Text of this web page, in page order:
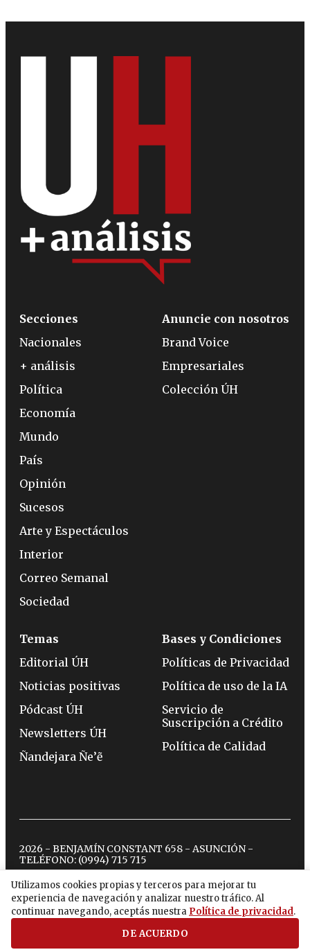
Utilizamos cookies propias y terceros para mejorar tu
experiencia de navegación y analizar nuestro tráfico. Al
continuar navegando, aceptás nuestra Política de privacidad.
DE ACUERDO
Secciones
Nacionales
+ análisis
Política
Economía
Mundo
País
Opinión
Sucesos
Arte y Espectáculos
Interior
Correo Semanal
Sociedad
Anuncie con nosotros
Brand Voice
Empresariales
Colección ÚH
Temas
Editorial ÚH
Noticias positivas
Pódcast ÚH
Newsletters ÚH
Ñandejara Ñe’ẽ
Bases y Condiciones
Políticas de Privacidad
Política de uso de la IA
Servicio de
Suscripción a Crédito
Política de Calidad
2026 - BENJAMÍN CONSTANT 658 - ASUNCIÓN -
TELÉFONO: (0994) 715 715
twitterinstagram
facebook
tiktokyoutubespotify